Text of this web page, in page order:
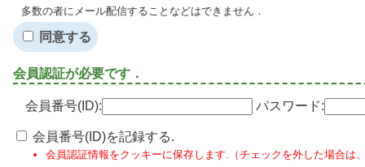
多数の者にメール配信することなどはできません．
同意する
会員認証が必要です．
会員番号(ID): パスワード:
会員番号(ID)を記録する.
会員認証情報をクッキーに保存します.（チェックを外した場合は